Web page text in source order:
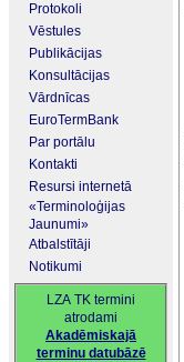
Protokoli
Vēstules
Publikācijas
Konsultācijas
Vārdnīcas
EuroTermBank
Par portālu
Kontakti
Resursi internetā
«Terminoloģijas
Jaunumi»
Atbalstītāji
Notikumi
LZA TK termini
atrodami
Akadēmiskajā
terminu datubāzē